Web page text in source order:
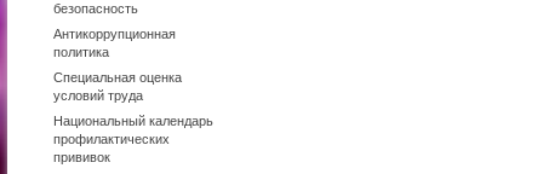
безопасность
Антикоррупционная
политика
Специальная оценка
условий труда
Национальный календарь
профилактических
прививок